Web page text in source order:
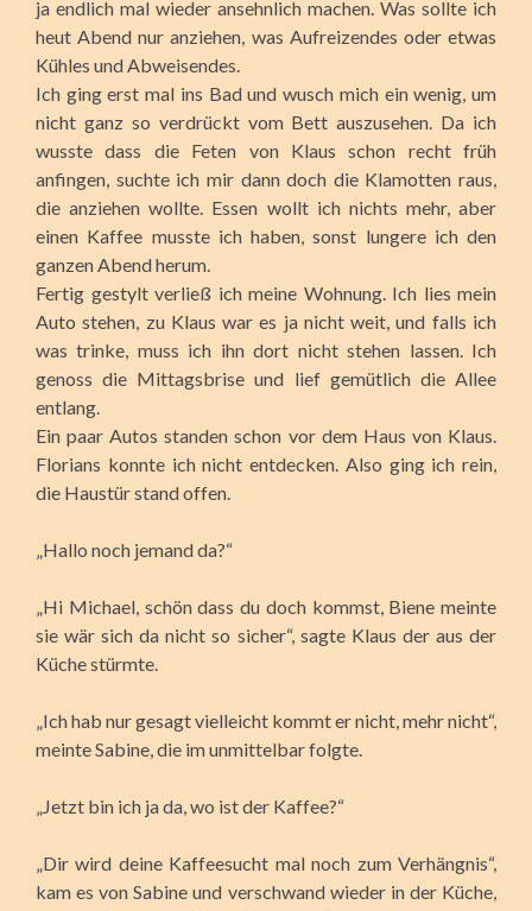
ja endlich mal wieder ansehnlich machen. Was sollte ich
heut Abend nur anziehen, was Aufreizendes oder etwas
Kühles und Abweisendes.
Ich ging erst mal ins Bad und wusch mich ein wenig, um
nicht ganz so verdrückt vom Bett auszusehen. Da ich
wusste dass die Feten von Klaus schon recht früh
anfingen, suchte ich mir dann doch die Klamotten raus,
die anziehen wollte. Essen wollt ich nichts mehr, aber
einen Kaffee musste ich haben, sonst lungere ich den
ganzen Abend herum.
Fertig gestylt verließ ich meine Wohnung. Ich lies mein
Auto stehen, zu Klaus war es ja nicht weit, und falls ich
was trinke, muss ich ihn dort nicht stehen lassen. Ich
genoss die Mittagsbrise und lief gemütlich die Allee
entlang.
Ein paar Autos standen schon vor dem Haus von Klaus.
Florians konnte ich nicht entdecken. Also ging ich rein,
die Haustür stand offen.
„Hallo noch jemand da?“
„Hi Michael, schön dass du doch kommst, Biene meinte
sie wär sich da nicht so sicher“, sagte Klaus der aus der
Küche stürmte.
„Ich hab nur gesagt vielleicht kommt er nicht, mehr nicht“,
meinte Sabine, die im unmittelbar folgte.
„Jetzt bin ich ja da, wo ist der Kaffee?“
„Dir wird deine Kaffeesucht mal noch zum Verhängnis“,
kam es von Sabine und verschwand wieder in der Küche,